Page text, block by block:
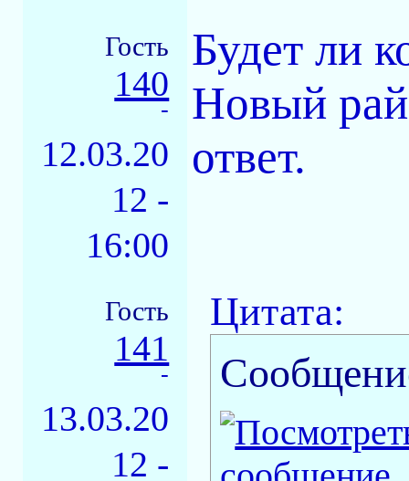
Гость
140
-
12.03.20
12 -
16:00
Будет ли
Новый
ответ.
Гость
141
-
13.03.20
12 -
Цитата: